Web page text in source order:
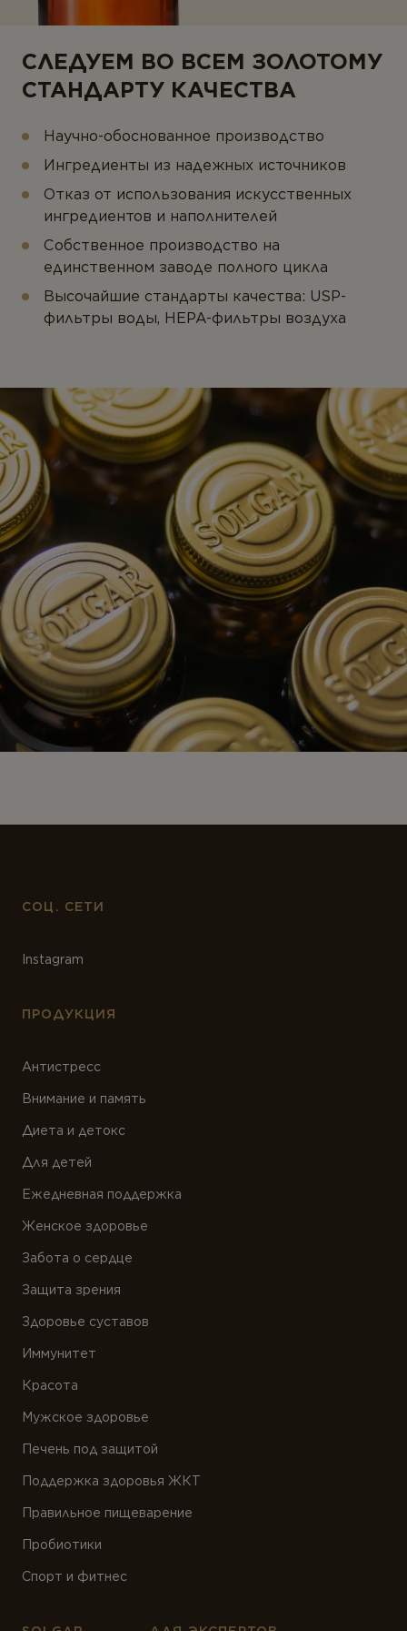
СЛЕДУЕМ ВО ВСЕМ ЗОЛОТОМУ
СТАНДАРТУ КАЧЕСТВА
Научно-обоснованное производство
Ингредиенты из надежных источников
Отказ от использования искусственных
ингредиентов и наполнителей
Собственное производство на
единственном заводе полного цикла
Высочайшие стандарты качества: USP-
фильтры воды, HEPA-фильтры воздуха
СОЦ. СЕТИ
Instagram
ПРОДУКЦИЯ
Антистресс
Внимание и память
Диета и детокс
Для детей
Ежедневная поддержка
Женское здоровье
Забота о сердце
Защита зрения
Здоровье суставов
Иммунитет
Красота
Мужское здоровье
Печень под защитой
Поддержка здоровья ЖКТ
Правильное пищеварение
Пробиотики
Спорт и фитнес